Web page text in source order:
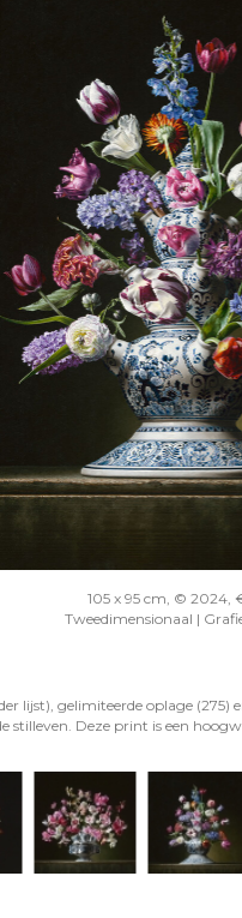
105 x 95 cm, © 2024,
Tweedimensionaal |
lijst), gelimiteerde oplage
stilleven. Deze print is een